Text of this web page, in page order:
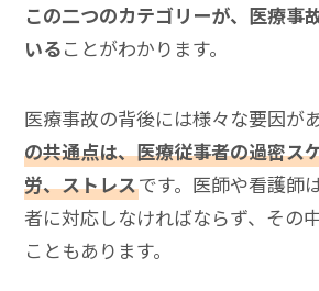
この二つのカテゴリーが、医療事
いることがわかります。
医療事故の背後には様々な要因が
の共通点は、医療従事者の過密ス
労、ストレスです。医師や看護師
者に対応しなければならず、その
こともあります。